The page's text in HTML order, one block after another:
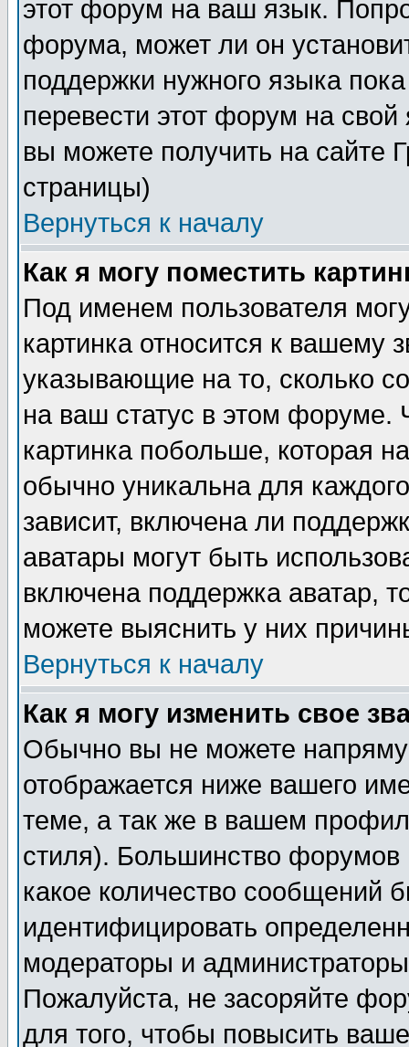
этот форум на ваш язык.
форума, может ли он
поддержки нужного языка
перевести этот форум на
вы можете получить на сайте
страницы)
Вернуться к началу
Как я могу поместить
Под именем пользователя
картинка относится к вашему
указывающие на то, сколько
на ваш статус в этом форуме.
картинка побольше, которая
обычно уникальна для
зависит, включена ли
аватары могут быть
включена поддержка аватар,
можете выяснить у них
Вернуться к началу
Как я могу изменить свое
Обычно вы не можете
отображается ниже вашего
теме, а так же в вашем
стиля). Большинство форумов
какое количество сообщений
идентифицировать
модераторы и
Пожалуйста, не засоряйте
для того, чтобы повысить